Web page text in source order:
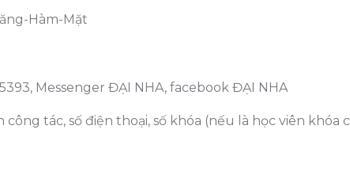
Hàm-Mặt
Messenger ĐẠI NHA, facebook ĐẠI NHA
tác, số điện thoại, số khóa (nếu là học viên khóa